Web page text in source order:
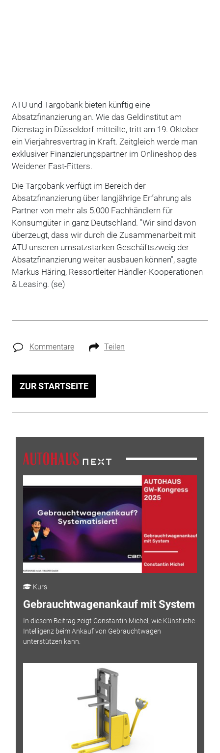
ATU und Targobank bieten künftig eine
Absatzfinanzierung an. Wie das Geldinstitut am
Dienstag in Düsseldorf mitteilte, tritt am 19. Oktober
ein Vierjahresvertrag in Kraft. Zeitgleich werde man
exklusiver Finanzierungspartner im Onlineshop des
Weidener Fast-Fitters.
Die Targobank verfügt im Bereich der
Absatzfinanzierung über langjährige Erfahrung als
Partner von mehr als 5.000 Fachhändlern für
Konsumgüter in ganz Deutschland. "Wir sind davon
überzeugt, dass wir durch die Zusammenarbeit mit
ATU unseren umsatzstarken Geschäftszweig der
Absatzfinanzierung weiter ausbauen können", sagte
Markus Häring, Ressortleiter Händler-Kooperationen
& Leasing. (se)
Kommentare Teilen
ZUR STARTSEITE
Kurs
Gebrauchtwagenankauf mit System
In diesem Beitrag zeigt Constantin Michel, wie Künstliche
Intelligenz beim Ankauf von Gebrauchtwagen
unterstützen kann.